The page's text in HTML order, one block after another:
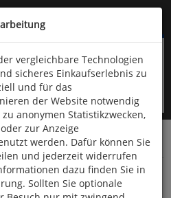
überspringen
9323-960
Kunst als Hobby
vergleichbare Technologien
sicheres Einkaufserlebnis zu
und für das
der Website notwendig
anonymen Statistikzwecken,
zur Anzeige
werden. Dafür können Sie
und jederzeit widerrufen
dazu finden Sie in
Sollten Sie optionale